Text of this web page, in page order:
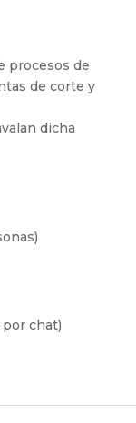
procesos de
de corte y
dicha
chat)